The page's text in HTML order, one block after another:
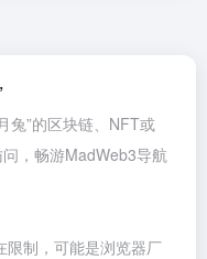
”的区块链、NFT或
，畅游MadWeb3导航
制，可能是浏览器厂